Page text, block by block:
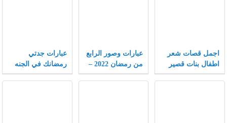
اجمل قصات شعر
اطفال بنات قصير
جدا 2022 جديدة
عبارات وصور الرابع
من رمضان 2022 –
موقع محتويات
عبارات جدتي
رمضانك في الجنه
اجمل حزينة ومؤثرة